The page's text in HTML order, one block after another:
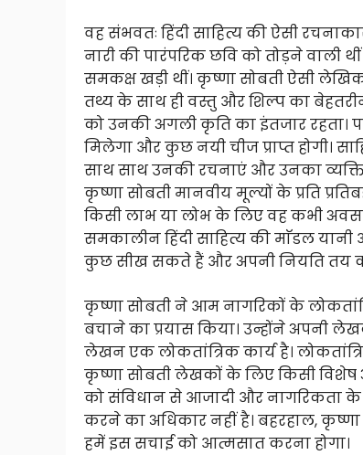
वह संभवतः हिंदी साहित्य की ऐसी
नारी की पारंपरिक छवि को तोड़ने वाली
समकक्ष खड़ी थीं। कृष्णा सोबती ऐसी
तथ्य के साथ ही वस्तु और शिल्प का
को उनकी अगली कृति का इंतजार रहता।
मिलेगा और कुछ नयी चीज प्राप्त होगी।
साथ साथ उनकी रचनाएं और उनका
कृष्णा सोबती मानवीय मूल्यों के प्रति
किसी लाभ या लोभ के लिए वह कभी
समकालीन हिंदी साहित्य की माॅडल
कुछ सीख सकते हैं और अपनी नियति तय
कृष्णा सोबती ने आम नागरिकों के
बचाने का प्रयास किया। उन्होंने अपनी
लेखन एक लोकतांत्रिक कार्य है।
कृष्णा सोबती लेखकों के लिए किसी
को संविधान से आजादी और नागरिकता के
करने का अधिकार नहीं है। बहरहाल,
हमें इस सचाई को आत्मसात करना होगा।